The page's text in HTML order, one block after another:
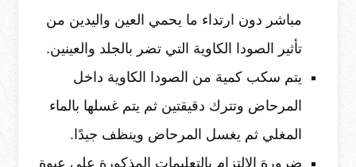
مباشر دون ارتداء ما يحمي العين واليدين من
تأثير الصودا الكاوية التي تضر بالجلد والعينين.
يتم سكب كمية من الصودا الكاوية داخل
المرحاض وتترك دقيقتين ثم يتم غسلها بالماء
المغلي ثم يغسل المرحاض وينظف جيدًا.
ضرورة الالتزام بالتعليمات المذكورة على عبوة